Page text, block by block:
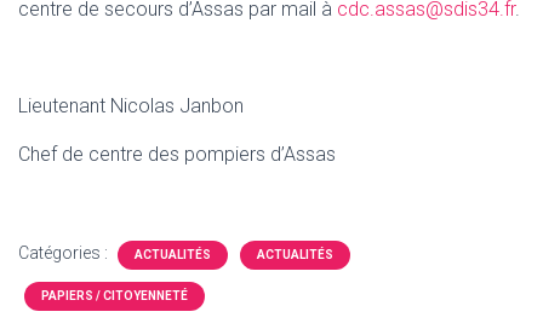
centre de secours d’Assas par mail à cdc.assas@sdis34.fr.
Lieutenant Nicolas Janbon
Chef de centre des pompiers d’Assas
Catégories : ACTUALITÉS ACTUALITÉS
PAPIERS / CITOYENNETÉ